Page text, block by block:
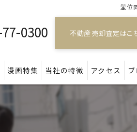
🛣️位
0300 不動産 売却査定はこ
漫画特集 当社の特徴 アクセス